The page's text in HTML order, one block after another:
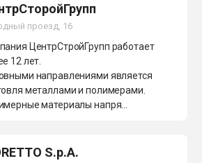
проезд, 16
ЦентрСтройГрупп работает
12 лет.
направлениями является
металлами и полимерами.
материалы напря...
S.p.A.